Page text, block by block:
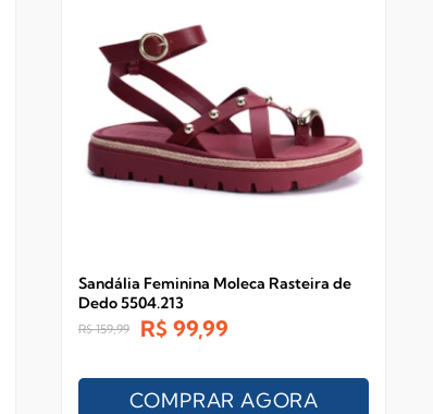
Sandália Feminina Moleca Rasteira de
Dedo 5504.213
R$ 159,99 R$ 99,99
COMPRAR AGORA